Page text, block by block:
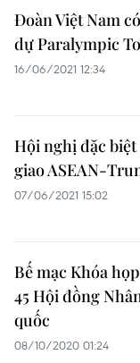
Đoàn Việt Nam
dự Paralympic
16/06/2021 12:34
Hội nghị đặc
giao ASEAN-
07/06/2021 15:02
Bế mạc Khóa
45 Hội đồng
quốc
08/10/2020 01:24